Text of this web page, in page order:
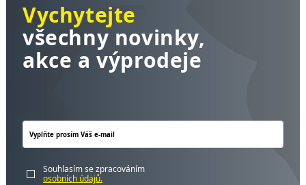
Vychytejte
všechny novinky,
akce a výprodeje
Souhlasím se zpracováním
osobních údajů.